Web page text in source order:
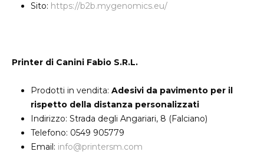
Sito: https://b2b.mygenomics.eu/
Printer di Canini Fabio S.R.L.
Prodotti in vendita: Adesivi da pavimento per il
rispetto della distanza personalizzati
Indirizzo: Strada degli Angariari, 8 (Falciano)
Telefono: 0549 905779
Email: info@printersm.com